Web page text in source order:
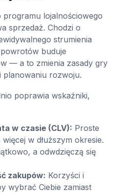
lojalnościowego
sprzedaż. Chodzi o
strumienia
buduje
— a to zmienia zasady gry
planowaniu rozwoju.
poprawia wskaźniki,
w czasie (CLV): Proste
w dłuższym okresie.
a odwdzięczą się
zakupów: Korzyści i
wybrać Ciebie zamiast